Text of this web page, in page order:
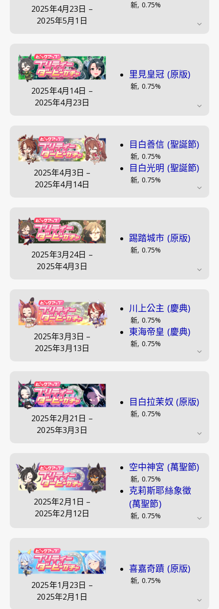
2025年4月23日 –
2025年5月1日
新, 0.75%
2025年4月14日 –
2025年4月23日
里見皇冠 (原版)
新, 0.75%
2025年4月3日 –
2025年4月14日
目白善信 (聖誕節)
新, 0.75%
目白光明 (聖誕節)
新, 0.75%
2025年3月24日 –
2025年4月3日
踢踏城市 (原版)
新, 0.75%
2025年3月3日 –
2025年3月13日
川上公主 (慶典)
新, 0.75%
東海帝皇 (慶典)
新, 0.75%
2025年2月21日 –
2025年3月3日
目白拉茉奴 (原版)
新, 0.75%
2025年2月1日 –
2025年2月12日
空中神宮 (萬聖節)
新, 0.75%
克莉斯耶絲象徵
(萬聖節)
新, 0.75%
2025年1月23日 –
2025年2月1日
喜嘉奇蹟 (原版)
新, 0.75%